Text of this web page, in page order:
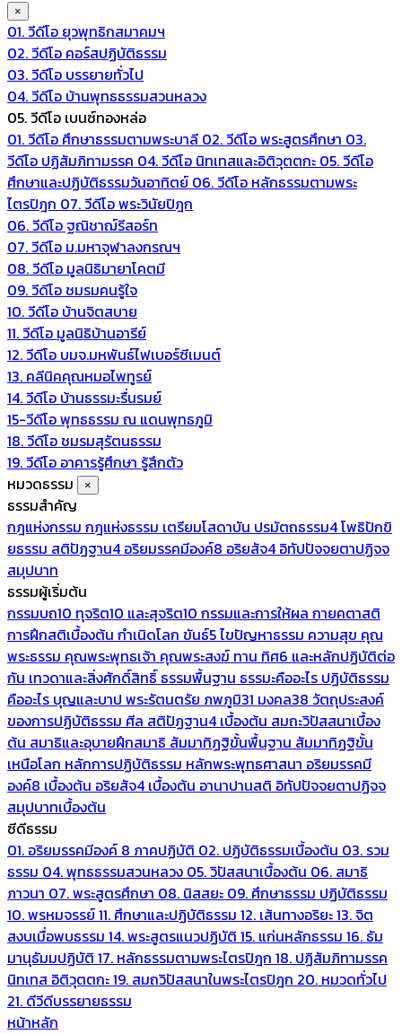
×
01. วีดีโอ ยุวพุทธิกสมาคมฯ
02. วีดีโอ คอร์สปฏิบัติธรรม
03. วีดีโอ บรรยายทั่วไป
04. วีดีโอ บ้านพุทธธรรมสวนหลวง
05. วีดีโอ เบนซ์ทองหล่อ
01. วีดีโอ ศึกษาธรรมตามพระบาลี 02. วีดีโอ พระสูตรศึกษา 03.
วีดีโอ ปฏิสัมภิทามรรค 04. วีดีโอ นิทเทสและอิติวุตตกะ 05. วีดีโอ
ศึกษาและปฏิบัติธรรมวันอาทิตย์ 06. วีดีโอ หลักธรรมตามพระ
ไตรปิฎก 07. วีดีโอ พระวินัยปิฎก
06. วีดีโอ ฐณิชาฌ์รีสอร์ท
07. วีดีโอ ม.มหาจุฬาลงกรณฯ
08. วีดีโอ มูลนิธิมายาโคตมี
09. วีดีโอ ชมรมคนรู้ใจ
10. วีดีโอ บ้านจิตสบาย
11. วีดีโอ มูลนิธิบ้านอารีย์
12. วีดีโอ บมจ.มหพันธ์ไฟเบอร์ซีเมนต์
13. คลีนิคคุณหมอไพทูรย์
14. วีดีโอ บ้านธรรมะรื่นรมย์
15-วีดีโอ พุทธธรรม ณ แดนพุทธภูมิ
18. วีดีโอ ชมรมสุรัตนธรรม
19. วีดีโอ อาคารรู้ศึกษา รู้สึกตัว
หมวดธรรม
×
ธรรมสำคัญ
กฎแห่งกรรม กฎแห่งธรรม เตรียมโสดาบัน ปรมัตถธรรม4โพธิปักขิ
ยธรรม สติปัฏฐาน4 อริยมรรคมีองค์8 อริยสัจ4 อิทัปปัจจยตาปฏิจจ
สมุปบาท
ธรรมผู้เริ่มต้น
กรรมบถ10 ทุจริต10 และสุจริต10 กรรมและการให้ผล กายคตาสติ
การฝึกสติเบื้องต้น กำเนิดโลก ขันธ์5ไขปัญหาธรรม ความสุข คุณ
พระธรรม คุณพระพุทธเจ้า คุณพระสงฆ์ ทาน ทิศ6 และหลักปฏิบัติต่อ
กัน เทวดาและสิ่งศักดิ์สิทธิ์ธรรมพื้นฐาน ธรรมะคืออะไร ปฏิบัติธรรม
คืออะไร บุญและบาป พระรัตนตรัย ภพภูมิ31 มงคล38 วัตถุประสงค์
ของการปฏิบัติธรรม ศีล สติปัฏฐาน4 เบื้องต้น สมถะวิปัสสนาเบื้อง
ต้น สมาธิและอุบายฝึกสมาธิ สัมมาทิฏฐิขั้นพื้นฐาน สัมมาทิฏฐิขั้น
เหนือโลก หลักการปฏิบัติธรรม หลักพระพุทธศาสนา อริยมรรคมี
องค์8 เบื้องต้น อริยสัจ4 เบื้องต้น อานาปานสติ อิทัปปัจจยตาปฏิจจ
สมุปบาทเบื้องต้น
ซีดีธรรม
01. อริยมรรคมีองค์ 8 ภาคปฏิบัติ 02. ปฏิบัติธรรมเบื้องต้น 03. รวม
ธรรม 04. พุทธธรรมสวนหลวง 05. วิปัสสนาเบื้องต้น 06. สมาธิ
ภาวนา 07. พระสูตรศึกษา 08. นิสสยะ 09. ศึกษาธรรม ปฏิบัติธรรม
10. พรหมจรรย์11. ศึกษาและปฏิบัติธรรม 12. เส้นทางอริยะ13. จิต
สงบเมื่อพบธรรม 14. พระสูตรแนวปฏิบัติ 15. แก่นหลักธรรม 16. ธัม
มานุธัมมปฏิบัติ 17. หลักธรรมตามพระไตรปิฎก 18. ปฏิสัมภิทามรรค
นิทเทส อิติวุตตกะ19. สมถวิปัสสนาในพระไตรปิฎก 20. หมวดทั่วไป
21. ดีวีดีบรรยายธรรม
หน้าหลัก